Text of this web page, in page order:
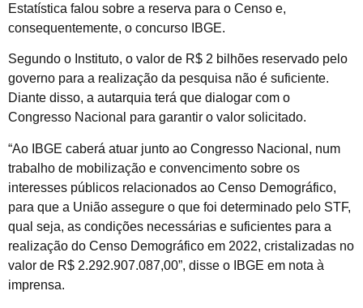
Estatística falou sobre a reserva para o Censo e,
consequentemente, o concurso IBGE.
Segundo o Instituto, o valor de R$ 2 bilhões reservado pelo
governo para a realização da pesquisa não é suficiente.
Diante disso, a autarquia terá que dialogar com o
Congresso Nacional para garantir o valor solicitado.
“Ao IBGE caberá atuar junto ao Congresso Nacional, num
trabalho de mobilização e convencimento sobre os
interesses públicos relacionados ao Censo Demográfico,
para que a União assegure o que foi determinado pelo STF,
qual seja, as condições necessárias e suficientes para a
realização do Censo Demográfico em 2022, cristalizadas no
valor de R$ 2.292.907.087,00”, disse o IBGE em nota à
imprensa.